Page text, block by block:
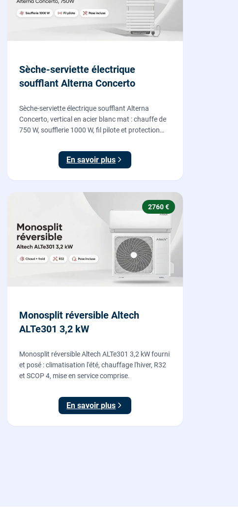
Sèche-serviette électrique
soufflant Alterna Concerto
Sèche-serviette électrique soufflant Alterna
Concerto, vertical en acier blanc mat : chauffe de
750 W, soufflerie 1000 W, fil pilote et protection
En savoir plus
2760 €
Monosplit réversible Altech
ALTe301 3,2 kW
Monosplit réversible Altech ALTe301 3,2 kW fourni
et posé : climatisation l'été, chauffage l'hiver, R32
et SCOP 4, mise en service comprise.
En savoir plus